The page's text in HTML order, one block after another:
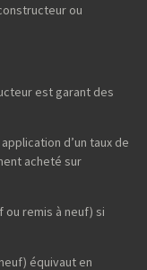
ou
est garant des
d’un taux de
acheté sur
ou remis à neuf) si
équivaut en